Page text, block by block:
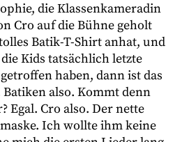
die Klassenkameradin
Cro auf die Bühne geholt
Batik-T-Shirt anhat, und
Kids tatsächlich letzte
haben, dann ist das
also. Kommt denn
Egal. Cro also. Der nette
Ich wollte ihm keine